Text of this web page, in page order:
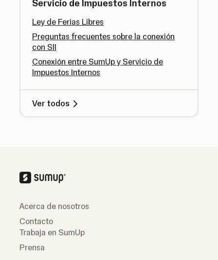
Servicio de Impuestos Internos
Ley de Ferias Libres
Preguntas frecuentes sobre la conexión
con SII
Conexión entre SumUp y Servicio de
Impuestos Internos
Ver todos
Acerca de nosotros
Contacto
Trabaja en SumUp
Prensa